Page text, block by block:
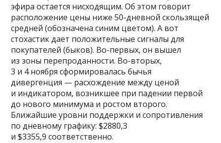
эфира остается нисходящим. Об этом говорит
расположение цены ниже 50-дневной скользящей
средней (обозначена синим цветом). А вот
стохастик дает положительные сигналы для
покупателей (быков). Во-первых, он вышел
из зоны перепроданности. Во-вторых,
3 и 4 ноября сформировалась бычья
дивергенция — расхождение между ценой
и индикатором, возникшее при падении первой
до нового минимума и ростом второго.
Ближайшие уровни поддержки и сопротивления
по дневному графику: $2880,3
и $3355,9 соответственно.